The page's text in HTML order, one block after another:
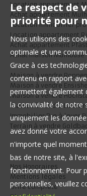
Location appartement
Achat appartement
Location immobilier
Location appartement
Achat appartement
Achat maison Mulhouse
Maison à vendre
Maison à vendre
Maison à vendre
Maison à vendre La
Immobilier Pro à louer
Terrain à vendre
Nos Honoraires
Mentions légales
Offre complète
Le respect de
priorité pour
Nous utilisons des
optimale et une
Grace à ces
contenu en rapport
permettent également
la convivialité de notre
uniquement les
avez donné votre
n'importe quel
bas de notre site, à
fonctionnement. Pour
personnelles, veuillez